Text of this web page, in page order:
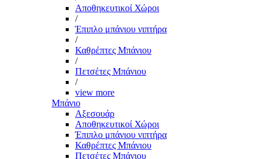
Αποθηκευτικοί Χώροι
/
Έπιπλο μπάνιου νιπτήρα
/
Καθρέπτες Μπάνιου
/
Πετσέτες Μπάνιου
/
view more
Μπάνιο
Αξεσουάρ
Αποθηκευτικοί Χώροι
Έπιπλο μπάνιου νιπτήρα
Καθρέπτες Μπάνιου
Πετσέτες Μπάνιου